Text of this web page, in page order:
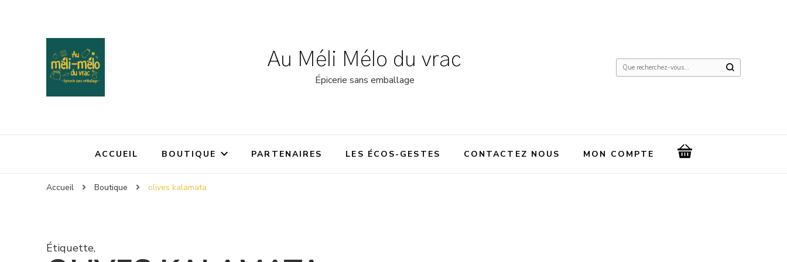
Au Méli Mélo du vrac
Épicerie sans emballage
Vous
ACCUEIL BOUTIQUE PARTENAIRES LES ÉCOS-GESTES CONTACTEZ NOUS MON COMPTE
Accueil Boutique olives kalamata
Étiquette,